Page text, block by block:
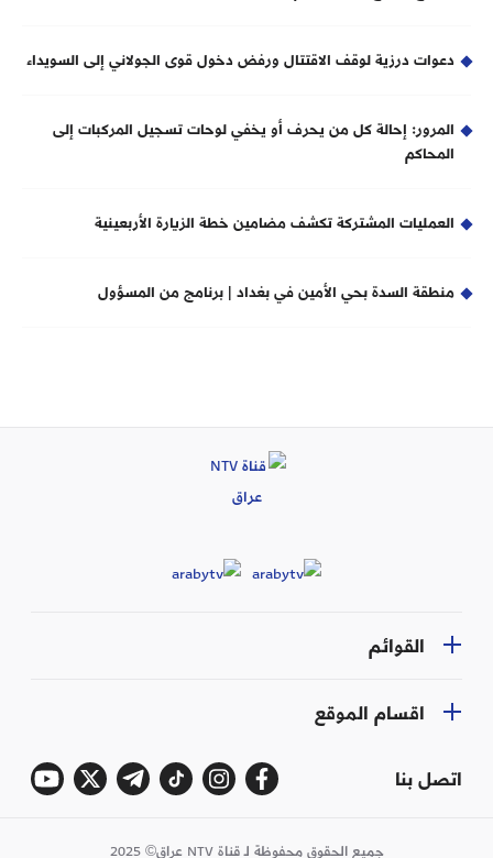
دعوات درزية لوقف الاقتتال ورفض دخول قوى الجولاني إلى السويداء
المرور: إحالة كل من يحرف أو يخفي لوحات تسجيل المركبات إلى
المحاكم
العمليات المشتركة تكشف مضامين خطة الزيارة الأربعينية
منطقة السدة بحي الأمين في بغداد | برنامج من المسؤول
القوائم
اقسام الموقع
اتصل بنا
جميع الحقوق محفوظة لـ قناة NTV عراق© 2025